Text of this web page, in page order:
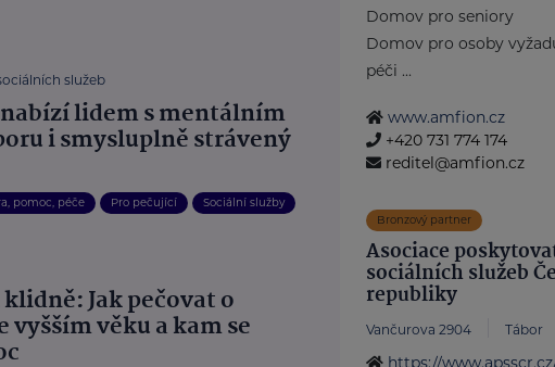
služeb
lidem s mentálním
i smysluplně strávený
pomoc, péče Pro pečující Sociální služby
Jak pečovat o
vyšším věku a kam se
Domov pro seniory
Domov pro osoby
péči ...
www.amfion.cz
+420 731 774 174
reditel@amfion.cz
Bronzový partner
Asociace
sociálních služeb
republiky
Vančurova 2904 Tábor
https://